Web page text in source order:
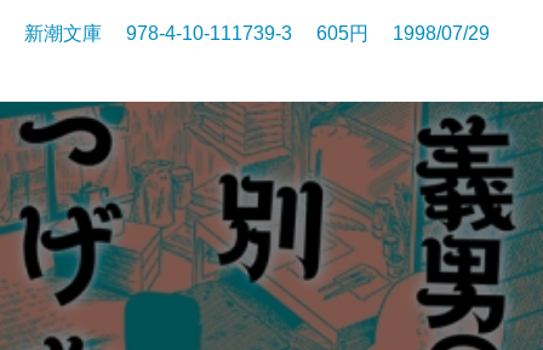
新潮文庫 978-4-10-111739-3 605円 1998/07/29